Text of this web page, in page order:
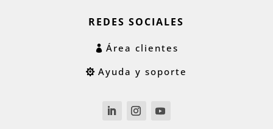
REDES SOCIALES
Área clientes
Ayuda y soporte